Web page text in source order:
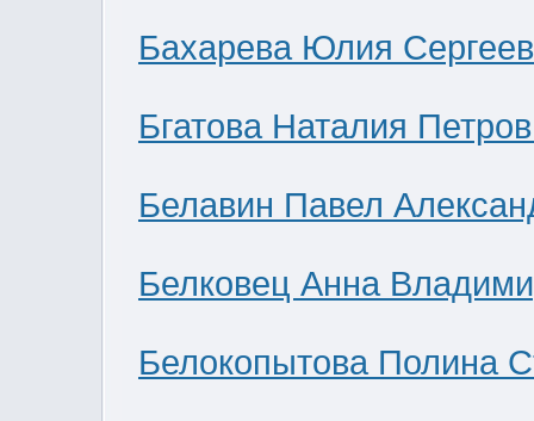
Бахарева Юлия
Бгатова Наталия
Белавин Павел
Белковец Анна
Белокопытова Полина